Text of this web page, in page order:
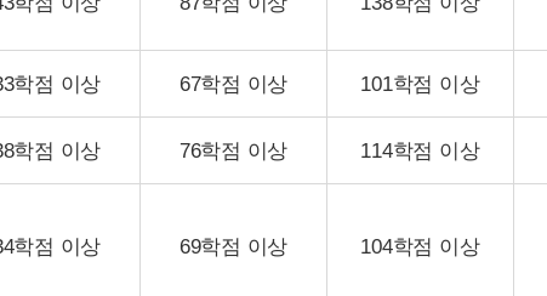
학점 이상 67학점 이상 101학점 이상
학점 이상 76학점 이상 114학점 이상
학점 이상 69학점 이상 104학점 이상